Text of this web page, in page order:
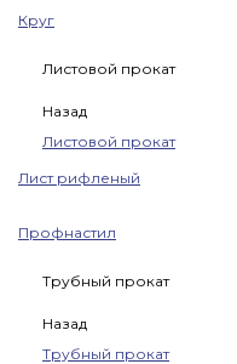
Круг
Листовой прокат
Назад
Листовой прокат
Лист рифленый
Профнастил
Трубный прокат
Назад
Трубный прокат